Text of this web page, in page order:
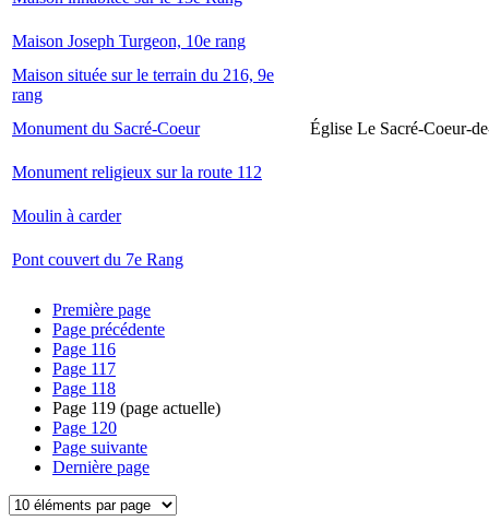
Maison Joseph Turgeon, 10e rang
Maison située sur le terrain du 216, 9e
rang
Monument du Sacré-Coeur
Église Le Sacré-Coeur-
Monument religieux sur la route 112
Moulin à carder
Pont couvert du 7e Rang
Première page
Page précédente
Page 116
Page 117
Page 118
Page 119 (page actuelle)
Page 120
Page suivante
Dernière page